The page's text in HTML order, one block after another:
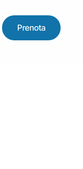
Prenota